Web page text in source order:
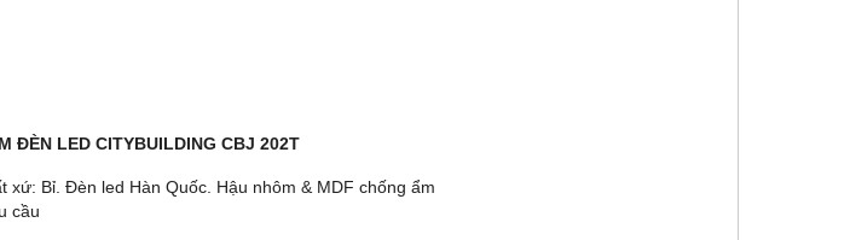
ĐÈN LED CITYBUILDING CBJ 202T
xứ: Bỉ. Đèn led Hàn Quốc. Hậu nhôm & MDF chống ẩm
cầu